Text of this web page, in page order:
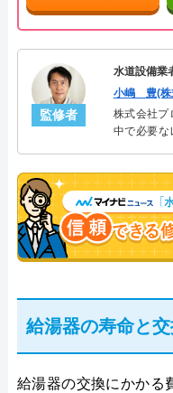
監修者
水道設備
小嶋 豊(株
株式会社
中で必要な
決。多くの
ャリスト。
給湯器の寿命と
給湯器の交換にかかる